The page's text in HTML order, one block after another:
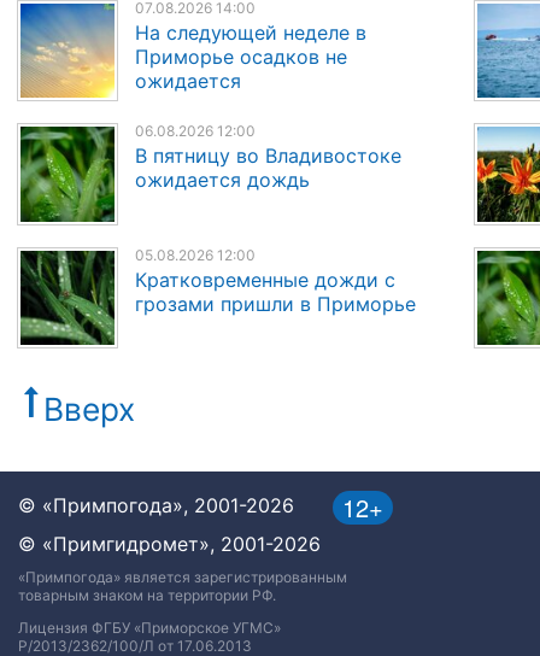
07.08.2026 14:00
На следующей неделе в
Приморье осадков не
ожидается
06.08.2026 12:00
В пятницу во Владивостоке
ожидается дождь
05.08.2026 12:00
Кратковременные дожди с
грозами пришли в Приморье
Вверх
12+
© «Примпогода», 2001-2026
© «Примгидромет», 2001-2026
«Примпогода» является зарегистрированным
товарным знаком на территории РФ.
Лицензия ФГБУ «Приморское УГМС»
Р/2013/2362/100/Л от 17.06.2013